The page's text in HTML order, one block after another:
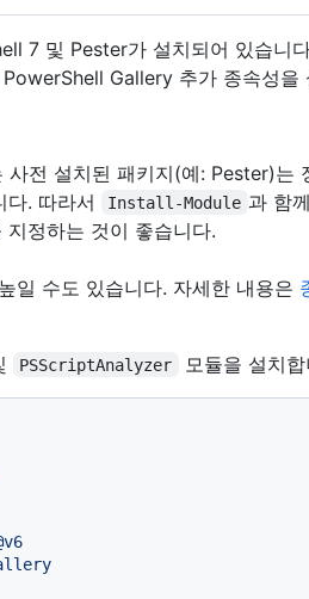
7 및 Pester가 설치되어 있습니
Gallery 추가 종속성을
전 설치된 패키지(예: Pester)는
다. 따라서
Install-Module 과 함께
정하는 것이 좋습니다.
일 수도 있습니다. 자세한 내용은
PSScriptAnalyzer 모듈을 설치